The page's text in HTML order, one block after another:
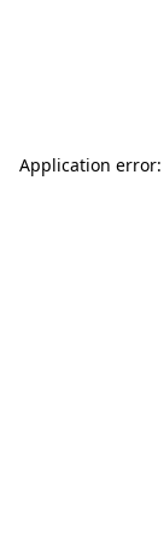
Application